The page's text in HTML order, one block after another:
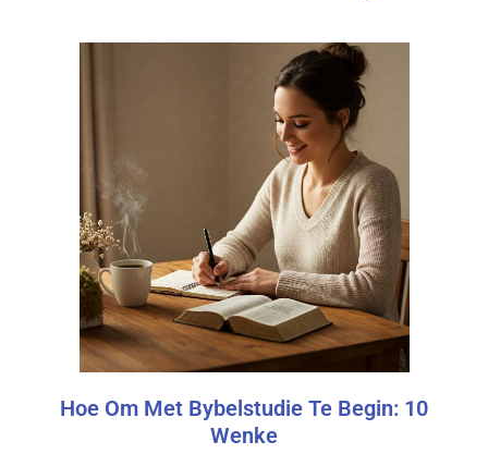
Hoe Om Met Bybelstudie Te Begin: 10
Wenke